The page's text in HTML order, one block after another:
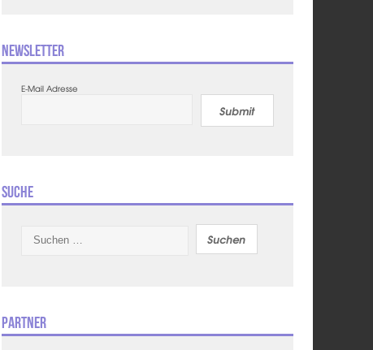
Newsletter
E-Mail Adresse
Submit
Suche
nach:
Partner